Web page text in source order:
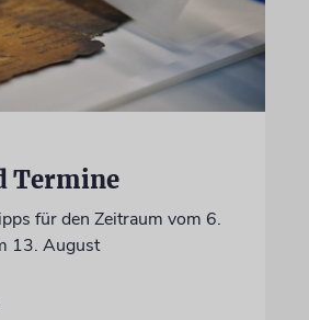
Termine
für den Zeitraum vom 6.
13. August